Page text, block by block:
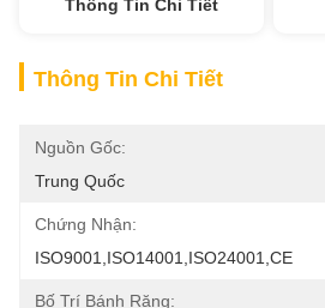
Thông Tin Chi Tiết
Thông Tin Chi Tiết
Nguồn Gốc:
Trung Quốc
Chứng Nhận:
ISO9001,ISO14001,ISO24001,CE
Bố Trí Bánh Răng: